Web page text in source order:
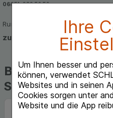
Ihre
Um Ihnen besser und
können, verwendet
Websites und in seinen
Cookies sorgen unter
Website und die App
06851-939 56 56
Rund um die Uhr per E-Mail
zum Kontaktformular
Beliebte Marken
Schlossapo.de